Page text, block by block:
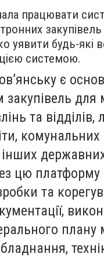
працювати
уявити будь-які
цією системою.
є
закупівель для
та відділів,
комунальних
цю платформу
та
плану